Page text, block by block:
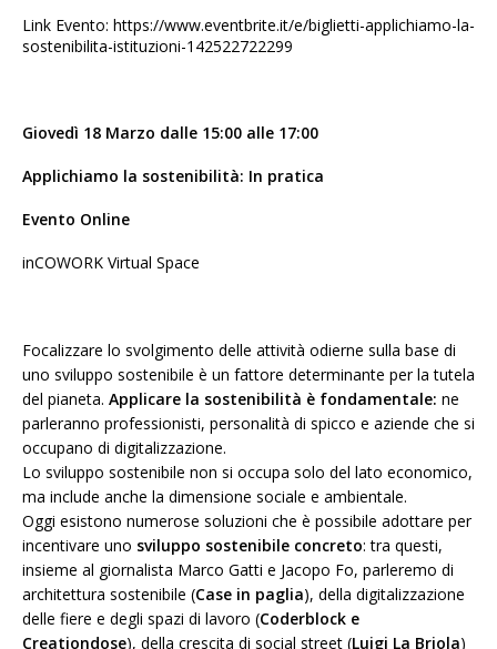
Link Evento: https://www.eventbrite.it/e/biglietti-applichiamo-la-
sostenibilita-istituzioni-142522722299
Giovedì 18 Marzo dalle 15:00 alle 17:00
Applichiamo la sostenibilità: In pratica
Evento Online
inCOWORK Virtual Space
Focalizzare lo svolgimento delle attività odierne sulla base di
uno sviluppo sostenibile è un fattore determinante per la tutela
del pianeta. Applicare la sostenibilità è fondamentale: ne
parleranno professionisti, personalità di spicco e aziende che si
occupano di digitalizzazione.
Lo sviluppo sostenibile non si occupa solo del lato economico,
ma include anche la dimensione sociale e ambientale.
Oggi esistono numerose soluzioni che è possibile adottare per
incentivare uno sviluppo sostenibile concreto: tra questi,
insieme al giornalista Marco Gatti e Jacopo Fo, parleremo di
architettura sostenibile (Case in paglia), della digitalizzazione
delle fiere e degli spazi di lavoro (Coderblock e
Creationdose), della crescita di social street (Luigi La Briola)